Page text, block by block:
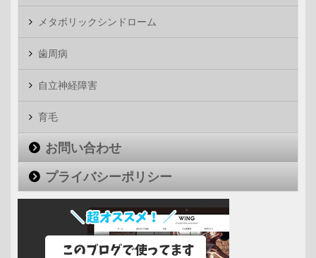
メタボリックシンドローム
歯周病
自立神経障害
育毛
お問い合わせ
プライバシーポリシー